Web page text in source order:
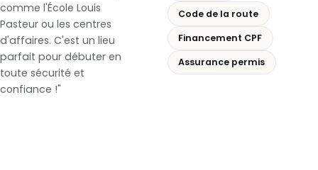
comme l'École Louis
Pasteur ou les centres
d'affaires. C'est un lieu
parfait pour débuter en
toute sécurité et
confiance !"
Code de la route
Financement CPF
Assurance permis